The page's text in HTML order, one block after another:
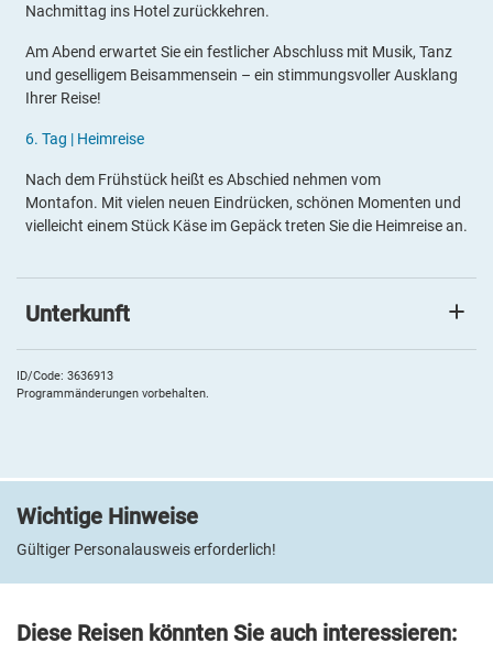
Nachmittag ins Hotel zurückkehren.
Am Abend erwartet Sie ein festlicher Abschluss mit Musik, Tanz
und geselligem Beisammensein – ein stimmungsvoller Ausklang
Ihrer Reise!
6. Tag | Heimreise
Nach dem Frühstück heißt es Abschied nehmen vom
Montafon. Mit vielen neuen Eindrücken, schönen Momenten und
vielleicht einem Stück Käse im Gepäck treten Sie die Heimreise an.
Unterkunft
Das4 **** Hotel TUI BLUE Montafon
(Vorarlberg), im Herzen des Montafon-Tals, umgeben von einer
Alle Zimmer sind mit Dusche/WC, Sat-TV, Safe, Fön, Minibar,
Bademantel und Slipper ausgestattet. Im hoteleigenen BLUE Spa
mit Sauna, Dampfbad und Ruheraum finden Sie wohltuende
Entspannung. Genießen Sie regionale Spezialitäten im
ID/Code: 3636913
Programmänderungen vorbehalten.
Wichtige Hinweise
Gültiger Personalausweis erforderlich!
Diese Reisen könnten Sie auch interessieren: